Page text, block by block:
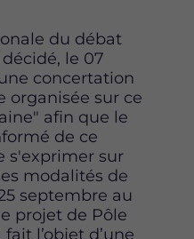
du débat
le 07
concertation
organisée sur ce
afin que le
de ce
s'exprimer sur
modalités de
septembre au
projet de Pôle
l’objet d’une